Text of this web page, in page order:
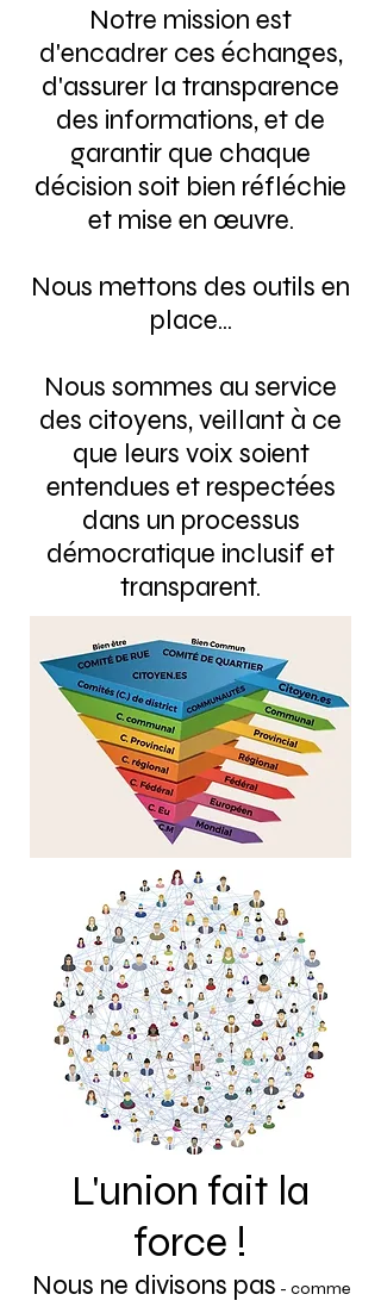
Notre mission est
d'encadrer ces échanges,
d'assurer la transparence
des informations, et de
garantir que chaque
décision soit bien réfléchie
et mise en œuvre.
Nous mettons des outils en
place...
Nous sommes au service
des citoyens, veillant à ce
que leurs voix soient
entendues et respectées
dans un processus
démocratique inclusif et
transparent.
L'union fait la
force !
Nous ne divisons pas - comme